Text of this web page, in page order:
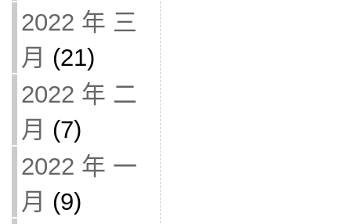
2022 年 三
月 (21)
2022 年 二
月 (7)
2022 年 一
月 (9)